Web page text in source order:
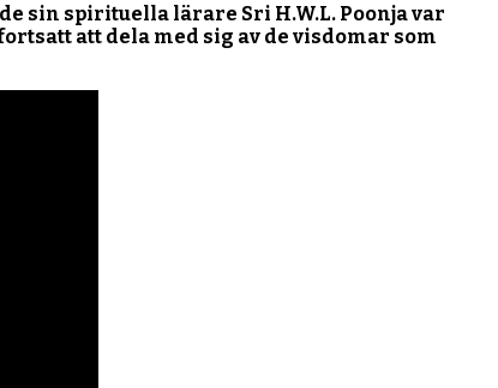
sin spirituella lärare Sri H.W.L. Poonja var
att dela med sig av de visdomar som